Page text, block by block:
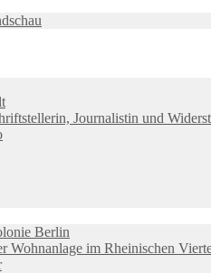
Journalistin und
Berlin
Wohnanlage im Rheinischen